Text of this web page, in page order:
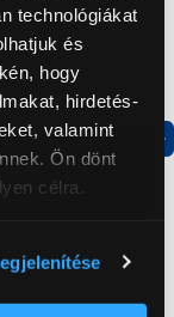
technológiákat
és
hogy
hirdetés-
valamint
Ön dönt
célra.